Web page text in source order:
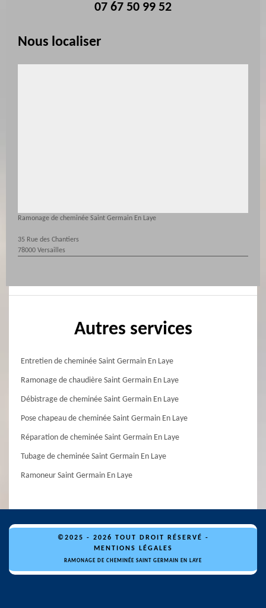
07 67 50 99 52
Nous localiser
Ramonage de cheminée Saint Germain En Laye
35 Rue des Chantiers
78000 Versailles
Autres services
Entretien de cheminée Saint Germain En Laye
Ramonage de chaudière Saint Germain En Laye
Débistrage de cheminée Saint Germain En Laye
Pose chapeau de cheminée Saint Germain En Laye
Réparation de cheminée Saint Germain En Laye
Tubage de cheminée Saint Germain En Laye
Ramoneur Saint Germain En Laye
©2025 - 2026 TOUT DROIT RÉSERVÉ -
MENTIONS LÉGALES
RAMONAGE DE CHEMINÉE SAINT GERMAIN EN LAYE